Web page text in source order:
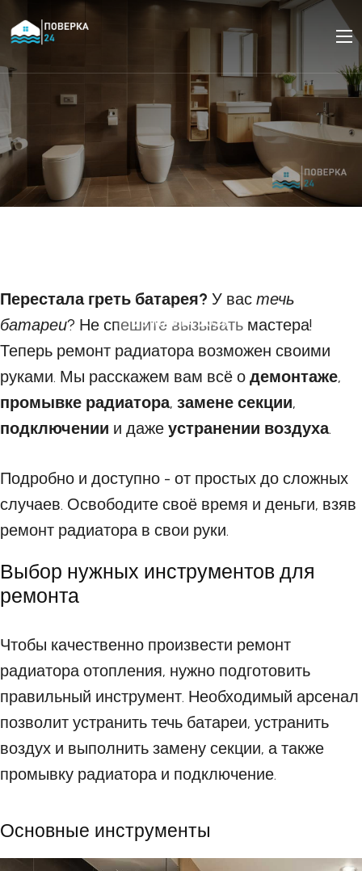
25 МАРТА 2025
Перестала греть батарея? У вас течь
батареи? Не спешите вызывать мастера!
Теперь ремонт радиатора возможен своими
руками. Мы расскажем вам всё о демонтаже,
промывке радиатора, замене секции,
подключении и даже устранении воздуха.
Подробно и доступно - от простых до сложных
случаев. Освободите своё время и деньги, взяв
ремонт радиатора в свои руки.
Выбор нужных инструментов для
ремонта
Чтобы качественно произвести ремонт
радиатора отопления, нужно подготовить
правильный инструмент. Необходимый арсенал
позволит устранить течь батареи, устранить
воздух и выполнить замену секции, а также
промывку радиатора и подключение.
Основные инструменты